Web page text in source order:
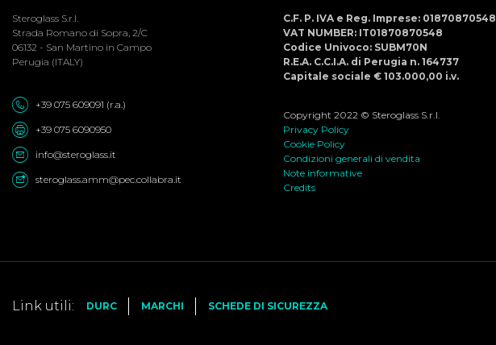
Steroglass S.r.l.
Strada Romano di Sopra, 2/C
06132 - San Martino in Campo
Perugia (ITALY)
+39 075 609091 (r.a.)
+39 075 6090950
info@steroglass.it
steroglass.amm@pec.collabra.it
C.F. P. IVA e Reg. Imprese: 01870870548
VAT NUMBER: IT01870870548
Codice Univoco: SUBM70N
R.E.A. C.C.I.A. di Perugia n. 164737
Capitale sociale € 103.000,00 i.v.
Copyright 2022 © Steroglass S.r.l.
Privacy Policy
Cookie Policy
Condizioni generali di vendita
Note informative
Credits
Link utili: DURC MARCHI SCHEDE DI SICUREZZA